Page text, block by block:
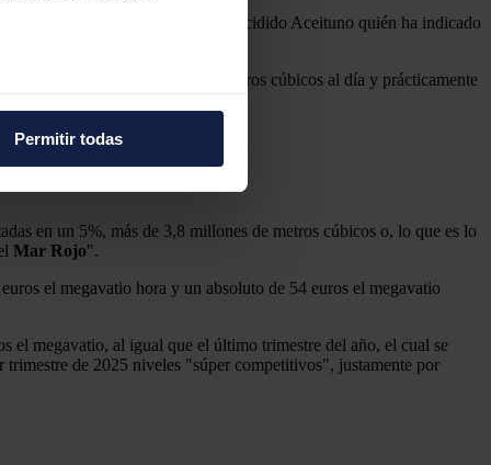
de redes sociales
nuestros partners de
les haya proporcionado o
Permitir todas
de suministro
", ha incidido Aceituno quién ha indicado
cinco años".
por encima de los 350 milímetros cúbicos al día y prácticamente
en un 5%, más de 3,8 millones de metros cúbicos o, lo que es lo
Mar Rojo".
el megavatio hora y un absoluto de 54 euros el megavatio
el megavatio, al igual que el último trimestre del año, el cual se
de 2025 niveles "súper competitivos", justamente por